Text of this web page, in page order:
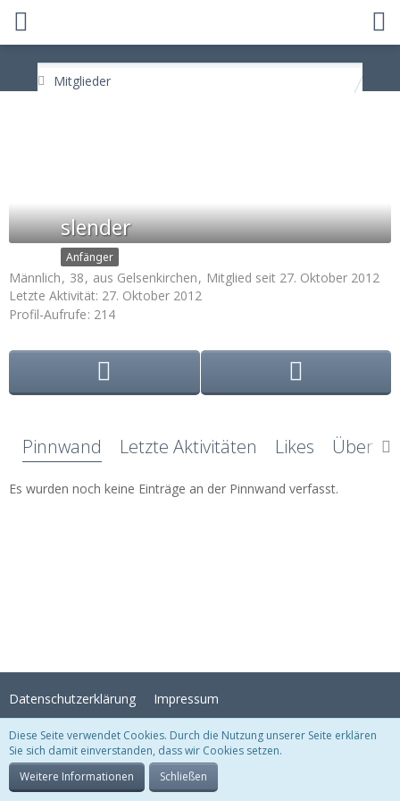
Mitglieder
slender
Anfänger
Männlich 38 aus Gelsenkirchen
Mitglied seit 27. Oktober 2012
Letzte Aktivität: 27. Oktober 2012
Profil-Aufrufe 214
Pinnwand Letzte Aktivitäten Likes Über
Es wurden noch keine Einträge an der Pinnwand verfasst.
Datenschutzerklärung Impressum
Stil:Crystal Temptation , erstellt vonKittMedia
Community-Software:
Diese Seite verwendet Cookies. Durch die Nutzung unserer Seite erklären
Sie sich damit einverstanden, dass wir Cookies setzen.
Weitere Informationen
Schließen